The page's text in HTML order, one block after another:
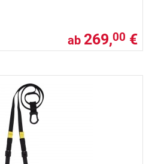
ab 269,00 €